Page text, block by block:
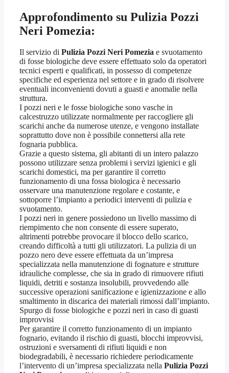
Approfondimento su Pulizia Pozzi
Neri Pomezia:
Il servizio di Pulizia Pozzi Neri Pomezia e svuotamento
di fosse biologiche deve essere effettuato solo da operatori
tecnici esperti e qualificati, in possesso di competenze
specifiche ed esperienza nel settore e in grado di risolvere
eventuali inconvenienti dovuti a guasti e anomalie nella
struttura.
I pozzi neri e le fosse biologiche sono vasche in
calcestruzzo utilizzate normalmente per raccogliere gli
scarichi anche da numerose utenze, e vengono installate
soprattutto dove non è possibile connettersi alla rete
fognaria pubblica.
Grazie a questo sistema, gli abitanti di un intero palazzo
possono utilizzare senza problemi i servizi igienici e gli
scarichi domestici, ma per garantire il corretto
funzionamento di una fossa biologica è necessario
osservare una manutenzione regolare e costante, e
sottoporre l’impianto a periodici interventi di pulizia e
svuotamento.
I pozzi neri in genere possiedono un livello massimo di
riempimento che non consente di essere superato,
altrimenti potrebbe provocare il blocco dello scarico,
creando difficoltà a tutti gli utilizzatori. La pulizia di un
pozzo nero deve essere effettuata da un’impresa
specializzata nella manutenzione di fognature e strutture
idrauliche complesse, che sia in grado di rimuovere rifiuti
liquidi, detriti e sostanza insolubili, provvedendo alle
successive operazioni sanificazione e igienizzazione e allo
smaltimento in discarica dei materiali rimossi dall’impianto.
Spurgo di fosse biologiche e pozzi neri in caso di guasti
improvvisi
Per garantire il corretto funzionamento di un impianto
fognario, evitando il rischio di guasti, blocchi improvvisi,
ostruzioni e sversamenti di rifiuti liquidi e non
biodegradabili, è necessario richiedere periodicamente
l’intervento di un’impresa specializzata nella Pulizia Pozzi